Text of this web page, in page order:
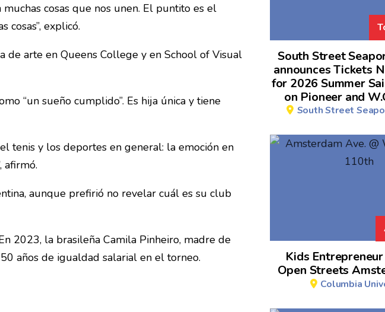
cosas que nos unen. El puntito es el
explicó.
arte en Queens College y en School of Visual
“un sueño cumplido”. Es hija única y tiene
tenis y los deportes en general: la emoción en
afirmó.
aunque prefirió no revelar cuál es su club
2023, la brasileña Camila Pinheiro, madre de
años de igualdad salarial en el torneo.
South Street
announces Tickets
for 2026 Summer
on Pioneer and
South Street
Kids
Open Streets
Columbia